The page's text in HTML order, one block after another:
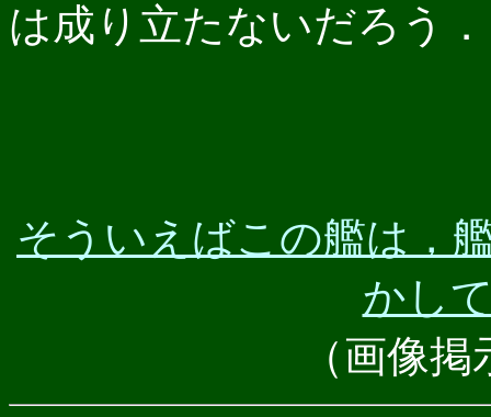
は成り立たないだろう．
そういえばこの艦は，
かし
（画像